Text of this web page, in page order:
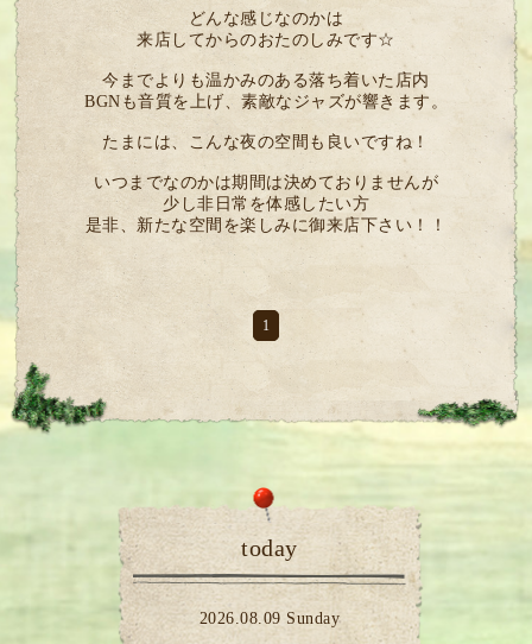
どんな感じなのかは
来店してからのおたのしみです☆
今までよりも温かみのある落ち着いた店内
BGNも音質を上げ、素敵なジャズが響きます。
たまには、こんな夜の空間も良いですね！
いつまでなのかは期間は決めておりませんが
少し非日常を体感したい方
是非、新たな空間を楽しみに御来店下さい！！
1
today
2026.08.09 Sunday